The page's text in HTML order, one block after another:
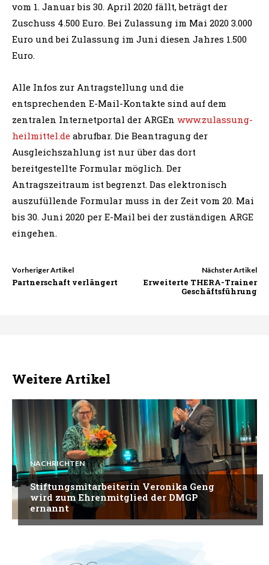
vom 1. Januar bis 30. April 2020 fällt, beträgt der
Zuschuss 4.500 Euro. Bei Zulassung im Mai 2020 3.000
Euro und bei Zulassung im Juni diesen Jahres 1.500
Euro.
Alle Infos zur Antragstellung und die
entsprechenden E-Mail-Kontakte sind auf dem
zentralen Internetportal der ARGEn www.zulassung-
heilmittel.de abrufbar. Die Beantragung der
Ausgleichszahlung ist nur über das dort
bereitgestellte Formular möglich. Der
Antragszeitraum ist begrenzt. Das elektronisch
auszufüllende Formular muss in der Zeit vom 20. Mai
bis 30. Juni 2020 per E-Mail bei der zuständigen ARGE
eingehen.
Vorheriger Artikel
Partnerschaft verlängert
Nächster Artikel
Erweiterte THERA-Trainer
Geschäftsführung
Weitere Artikel
NACHRICHTEN
Stiftungsmitarbeiterin Veronika Geng
wird zum Ehrenmitglied der DMGP
ernannt